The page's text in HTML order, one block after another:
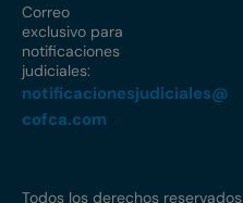
Correo
exclusivo para
notificaciones
judiciales:
notificacionesjudiciales@
cofca.com
Todos los derechos reservados